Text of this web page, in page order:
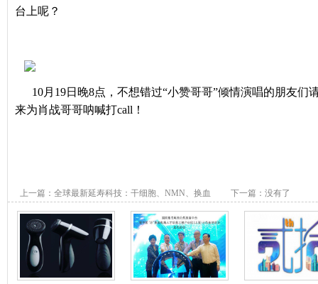
台上呢？
10月19日晚8点，不想错过“小赞哥哥”倾情演唱的朋友们
来为肖战哥哥呐喊打call！
上一篇： 全球最新延寿科技：干细胞、NMN、换血
上榜
下一篇：没有了